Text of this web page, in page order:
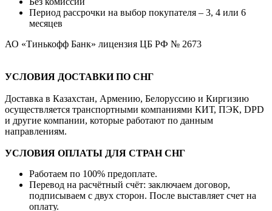
Период рассрочки на выбор покупателя – 3, 4 или 6
месяцев
АО «Тинькофф Банк» лицензия ЦБ РФ № 2673
УСЛОВИЯ ДОСТАВКИ ПО СНГ
Доставка в Казахстан, Армению, Белоруссию и Киргизию
осуществляется транспортными компаниями КИТ, ПЭК, DPD
и другие компании, которые работают по данным
направлениям.
УСЛОВИЯ ОПЛАТЫ ДЛЯ СТРАН СНГ
Работаем по 100% предоплате.
Перевод на расчётный счёт: заключаем договор,
подписываем с двух сторон. После выставляет счет на
оплату.